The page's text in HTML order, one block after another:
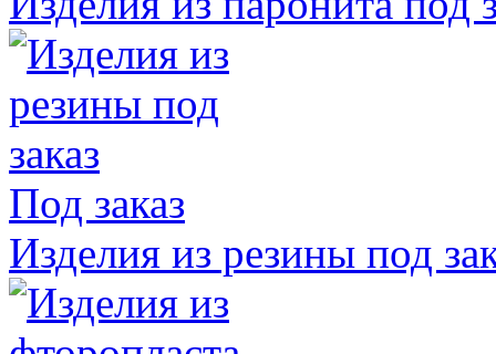
Под заказ
Изделия из резины под